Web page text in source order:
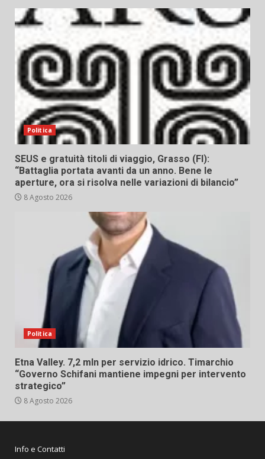
Politica
SEUS e gratuità titoli di viaggio, Grasso (FI):
“Battaglia portata avanti da un anno. Bene le
aperture, ora si risolva nelle variazioni di bilancio”
8 Agosto 2026
Politica
Etna Valley. 7,2 mln per servizio idrico. Timarchio
“Governo Schifani mantiene impegni per intervento
strategico”
8 Agosto 2026
Info e Contatti